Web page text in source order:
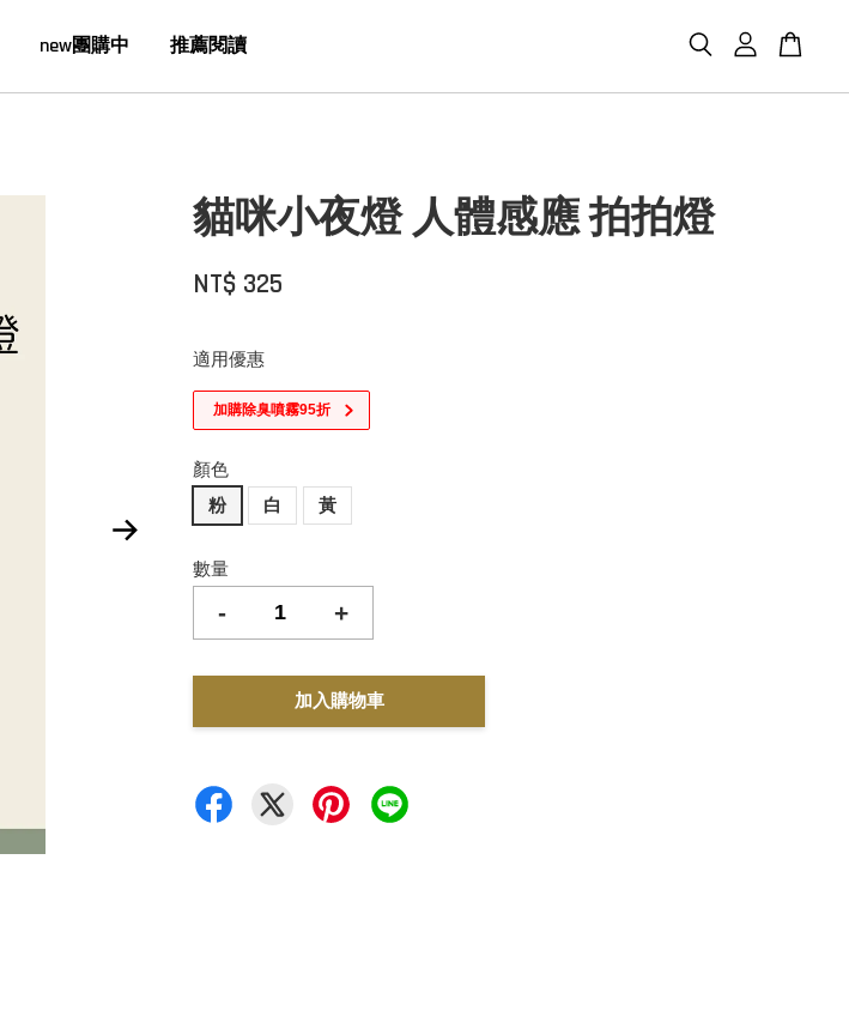
new團購中 推薦閱讀
貓咪小夜燈 人體感應 拍拍燈
NT$ 325
適用優惠
加購除臭噴霧95折
顏色
粉
白 黃
數量
- +
加入購物車